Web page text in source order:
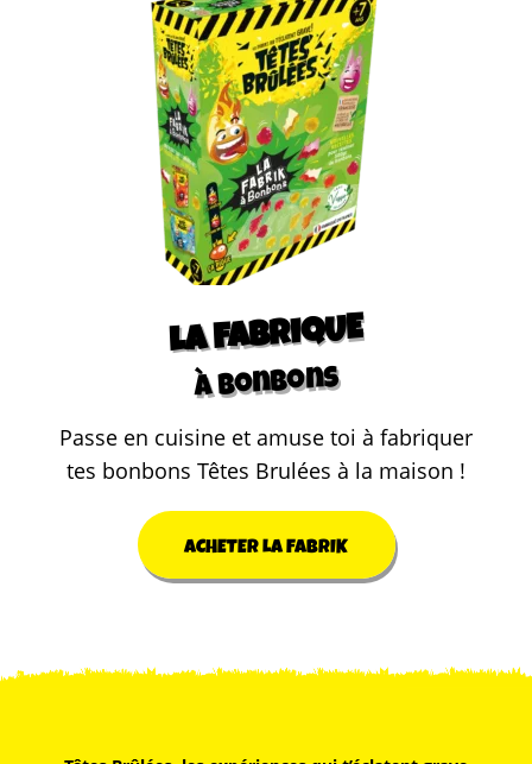
LA FABRIQUE
à bonbons
Passe en cuisine et amuse toi à fabriquer
tes bonbons Têtes Brulées à la maison !
ACHETER LA FABRIK